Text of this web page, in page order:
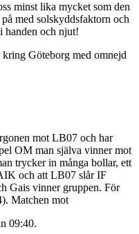
minst lika mycket som den
med solskyddsfaktorn och
handen och njut!
Göteborg med omnejd
mot LB07 och har
OM man själva vinner mot
trycker in många bollar, ett
och att LB07 slår IF
Gais vinner gruppen. För
Matchen mot
09:40.